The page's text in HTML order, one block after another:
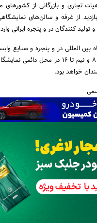
تجاری و بازرگانی از
از غرفه و سالن‌های
تولید کنندگان در و پنجره ایرانی
هر روز از ساعت 8 و نیم تا ۱۶ در محل
خواهد بود.